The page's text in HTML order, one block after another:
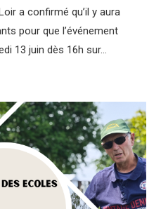
a confirmé qu’il y aura
pour que l’événement
13 juin dès 16h sur…